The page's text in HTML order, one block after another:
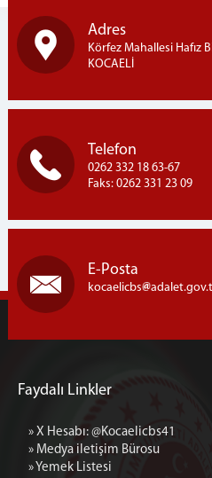
Şifre İşlemleri
Personel e-posta
UYAP'ım Açılmıyor
Adliye Lojmanları
Yemek Listesi
Cumhuriyet Başsavcı Vekillerimiz
Cumhuriyet Başsavcılığı Birimleri
Nöbetçi Cumhuriyet Savcıları Listesi
ADALET KOMİSYONU
Adalet Komisyonu Üyelerimiz
Mahkemeler
İCRA DAİRELERİ BŞK.
Adres
Körfez Mahallesi Hafız
KOCAELİ
Telefon
0262 332 18 63-67
Faks: 0262 331 23 09
E-Posta
kocaelicbs
Faydalı Linkler
» X Hesabı: @Kocaelicbs41
» Medya iletişim Bürosu
» Yemek Listesi